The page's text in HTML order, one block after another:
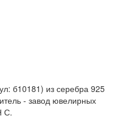
б10181) из серебра 925
- завод ювелирных
С.